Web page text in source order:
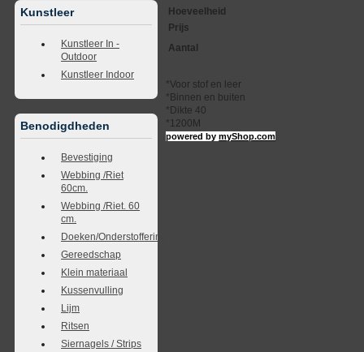
Kunstleer
Kunstleer In -
Outdoor
Kunstleer Indoor
Benodigdheden
Bevestiging
Webbing /Riet
60cm.
Webbing /Riet. 60
cm.
Doeken/Onderstoffering
Gereedschap
Klein materiaal
Kussenvulling
Lijm
Ritsen
Siernagels / Strips
Hoeveelheid
Prijs
Aantal
*Voor stof en leer
*Binnen en buiten
*Dikte 40
*1200M
powered bymyShop.com